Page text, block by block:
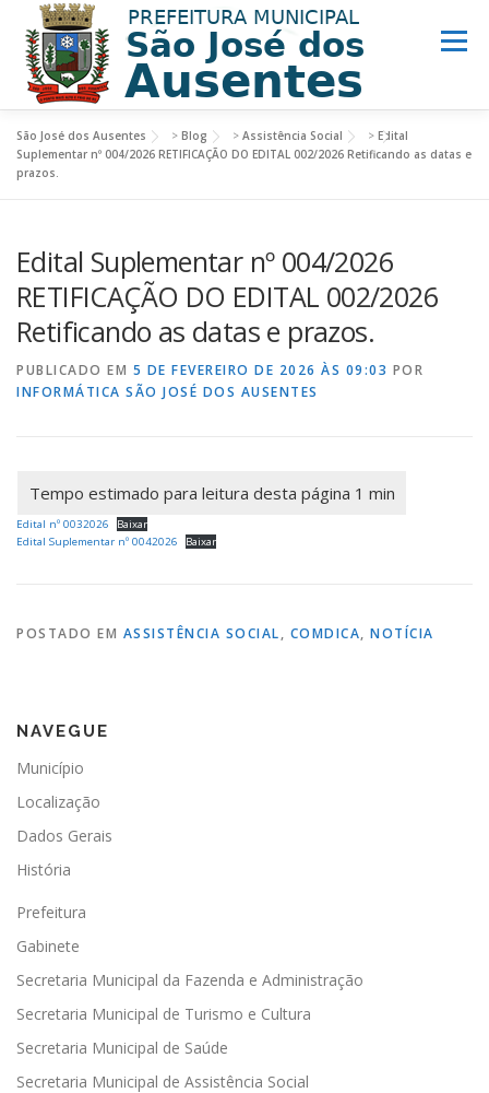
Menu
MUNICÍPIO PREFEITURA TURISMO
São José dos Ausentes > Blog > Assistência Social > Edital
Suplementar nº 004/2026 RETIFICAÇÃO DO EDITAL 002/2026 Retificando as datas e
prazos.
Edital Suplementar nº 004/2026
RETIFICAÇÃO DO EDITAL 002/2026
Retificando as datas e prazos.
PUBLICADO EM 5 DE FEVEREIRO DE 2026 ÀS 09:03 POR
INFORMÁTICA SÃO JOSÉ DOS AUSENTES
Edital nº 0032026
Baixar
Edital Suplementar nº 0042026
Baixar
POSTADO EM ASSISTÊNCIA SOCIAL, COMDICA, NOTÍCIA
NAVEGUE
Município
Localização
Dados Gerais
História
Prefeitura
Gabinete
Secretaria Municipal da Fazenda e Administração
Secretaria Municipal de Turismo e Cultura
Secretaria Municipal de Saúde
Secretaria Municipal de Assistência Social